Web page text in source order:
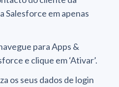
Salesforce em apenas
para Apps &
e clique em ‘Ativar’.
os seus dados de login